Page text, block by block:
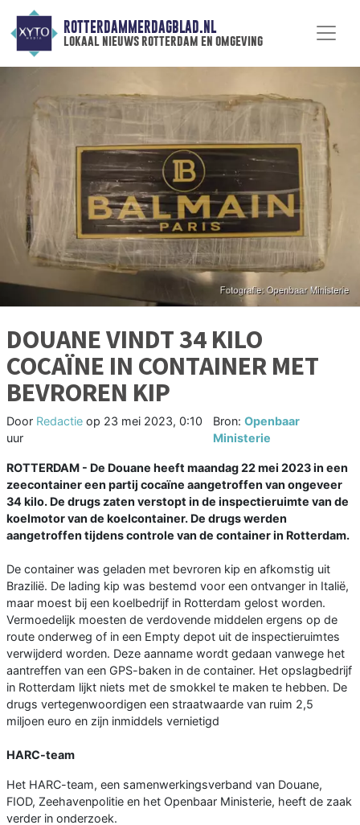
ROTTERDAMMERDAGBLAD.NL
lokaal nieuws rotterdam en omgeving
DOUANE VINDT 34 KILO
COCAÏNE IN CONTAINER MET
BEVROREN KIP
Door Redactie op 23 mei 2023, 0:10
uur
Bron:Openbaar
Ministerie
ROTTERDAM - De Douane heeft maandag 22 mei 2023 in een
zeecontainer een partij cocaïne aangetroffen van ongeveer
34 kilo. De drugs zaten verstopt in de inspectieruimte van de
koelmotor van de koelcontainer. De drugs werden
aangetroffen tijdens controle van de container in Rotterdam.
De container was geladen met bevroren kip en afkomstig uit
Brazilië. De lading kip was bestemd voor een ontvanger in Italië,
maar moest bij een koelbedrijf in Rotterdam gelost worden.
Vermoedelijk moesten de verdovende middelen ergens op de
route onderweg of in een Empty depot uit de inspectieruimtes
verwijderd worden. Deze aanname wordt gedaan vanwege het
aantreffen van een GPS-baken in de container. Het opslagbedrijf
in Rotterdam lijkt niets met de smokkel te maken te hebben. De
drugs vertegenwoordigen een straatwaarde van ruim 2,5
miljoen euro en zijn inmiddels vernietigd
HARC-team
Het HARC-team, een samenwerkingsverband van Douane,
FIOD, Zeehavenpolitie en het Openbaar Ministerie, heeft de zaak
verder in onderzoek.